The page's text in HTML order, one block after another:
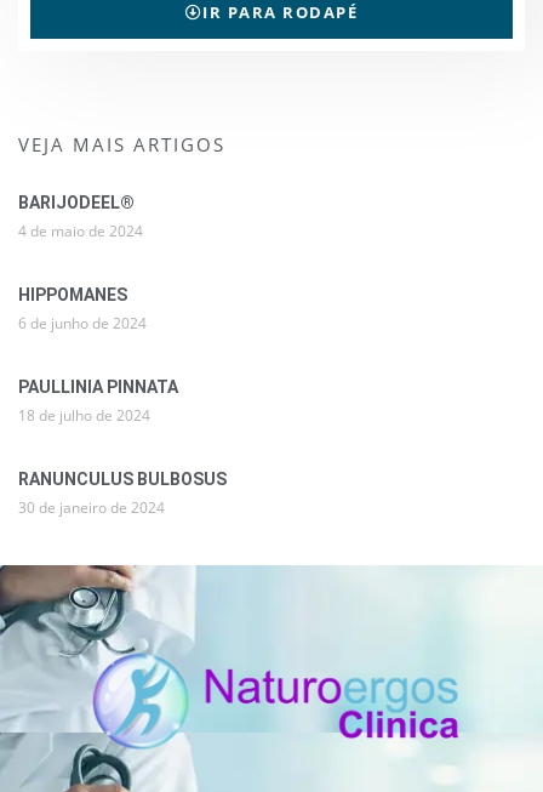
IR PARA RODAPÉ
VEJA MAIS ARTIGOS
BARIJODEEL®
4 de maio de 2024
HIPPOMANES
6 de junho de 2024
PAULLINIA PINNATA
18 de julho de 2024
RANUNCULUS BULBOSUS
30 de janeiro de 2024